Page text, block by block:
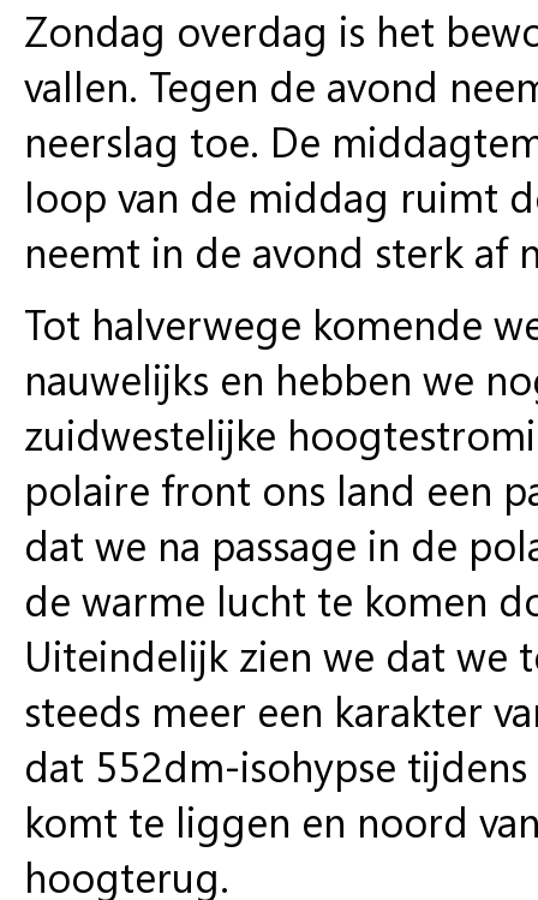
Zondag overdag is het
vallen. Tegen de avond
neerslag toe. De
loop van de middag ruimt
neemt in de avond sterk af
Tot halverwege komende
nauwelijks en hebben we
zuidwestelijke
polaire front ons land een
dat we na passage in de
de warme lucht te komen
Uiteindelijk zien we dat we
steeds meer een karakter
dat 552dm-isohypse
komt te liggen en noord
hoogterug.